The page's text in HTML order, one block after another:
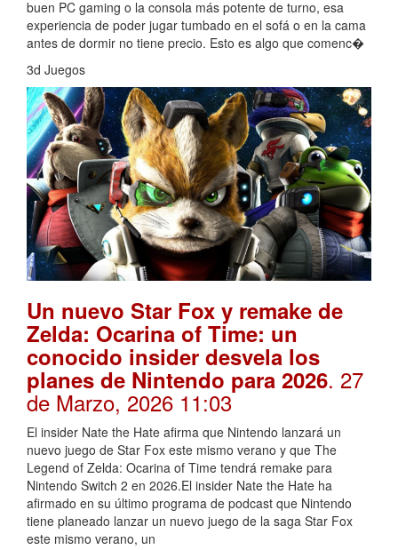
buen PC gaming o la consola más potente de turno, esa
experiencia de poder jugar tumbado en el sofá o en la cama
antes de dormir no tiene precio. Esto es algo que comenc�
3d Juegos
Un nuevo Star Fox y remake de
Zelda: Ocarina of Time: un
conocido insider desvela los
planes de Nintendo para 2026. 27
de Marzo, 2026 11:03
El insider Nate the Hate afirma que Nintendo lanzará un
nuevo juego de Star Fox este mismo verano y que The
Legend of Zelda: Ocarina of Time tendrá remake para
Nintendo Switch 2 en 2026.El insider Nate the Hate ha
afirmado en su último programa de podcast que Nintendo
tiene planeado lanzar un nuevo juego de la saga Star Fox
este mismo verano, un